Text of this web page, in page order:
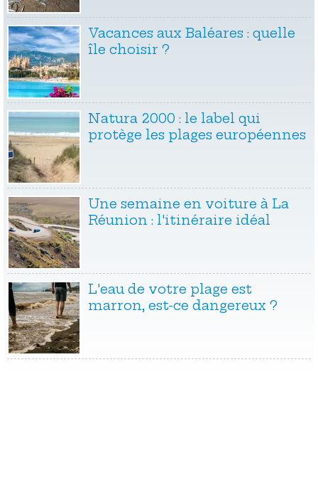
Vacances aux Baléares : quelle
île choisir ?
Natura 2000 : le label qui
protège les plages européennes
Une semaine en voiture à La
Réunion : l'itinéraire idéal
L'eau de votre plage est
marron, est-ce dangereux ?